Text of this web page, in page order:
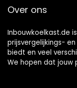
Over ons
Inbouwkoelkast.de
prijsvergelijkings-
biedt en veel
We hopen dat jouw